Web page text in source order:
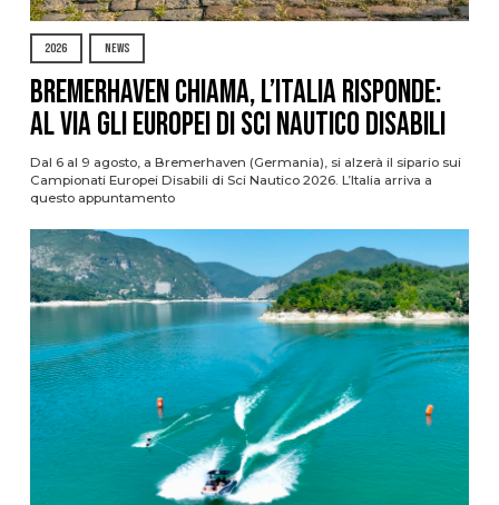
2026 NEWS
Bremerhaven chiama, l’Italia risponde:
al via gli Europei di Sci Nautico Disabili
Dal 6 al 9 agosto, a Bremerhaven (Germania), si alzerà il sipario sui
Campionati Europei Disabili di Sci Nautico 2026. L’Italia arriva a
questo appuntamento